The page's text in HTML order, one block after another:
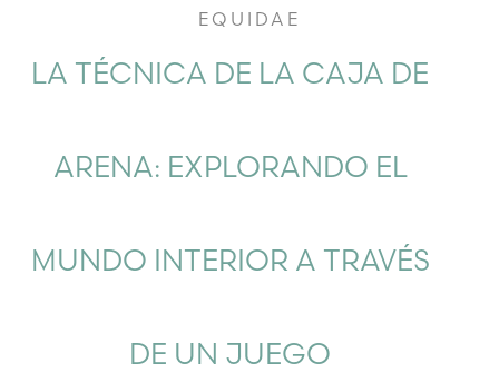
EQUIDAE
LA TÉCNICA DE LA CAJA DE
ARENA: EXPLORANDO EL
MUNDO INTERIOR A TRAVÉS
DE UN JUEGO